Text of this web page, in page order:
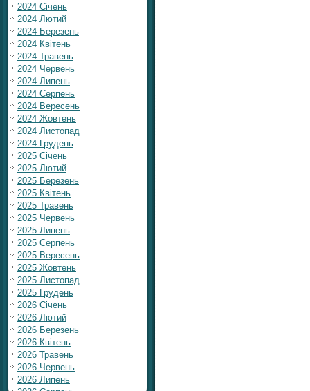
2024 Січень
2024 Лютий
2024 Березень
2024 Квітень
2024 Травень
2024 Червень
2024 Липень
2024 Серпень
2024 Вересень
2024 Жовтень
2024 Листопад
2024 Грудень
2025 Січень
2025 Лютий
2025 Березень
2025 Квітень
2025 Травень
2025 Червень
2025 Липень
2025 Серпень
2025 Вересень
2025 Жовтень
2025 Листопад
2025 Грудень
2026 Січень
2026 Лютий
2026 Березень
2026 Квітень
2026 Травень
2026 Червень
2026 Липень